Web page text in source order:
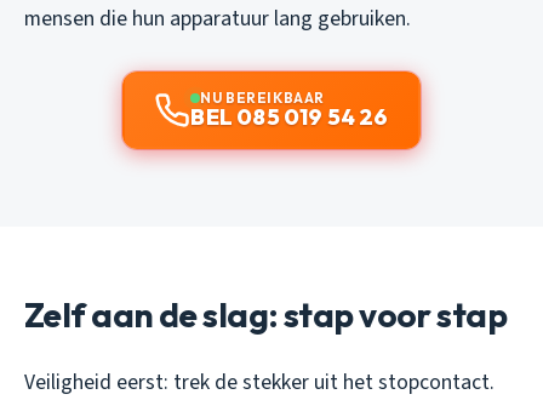
mensen die hun apparatuur lang gebruiken.
NU BEREIKBAAR
BEL 085 019 54 26
Zelf aan de slag: stap voor stap
Veiligheid eerst: trek de stekker uit het stopcontact.